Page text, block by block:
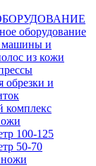
оборудование
машины и
из кожи
и
комплекс
100-125
50-70